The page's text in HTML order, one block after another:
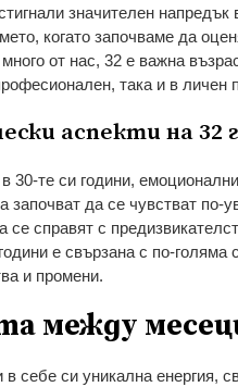
значителен
когато започваме да
от нас, 32 е важна
така и в личен
аспекти на 32
30-те си години,
започват да се чувстват
се справят с
е свързана с по-
и промени.
между
в себе си уникална енергия,